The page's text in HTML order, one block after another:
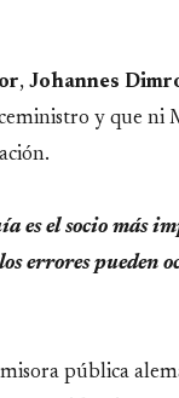
, Johannes
y que ni
es el socio más
errores pueden
pública